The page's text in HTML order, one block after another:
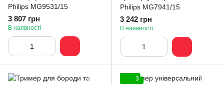
Philips MG9531/15
3 807 грн
В наявності
Philips MG7941/15
3 242 грн
В наявності
3